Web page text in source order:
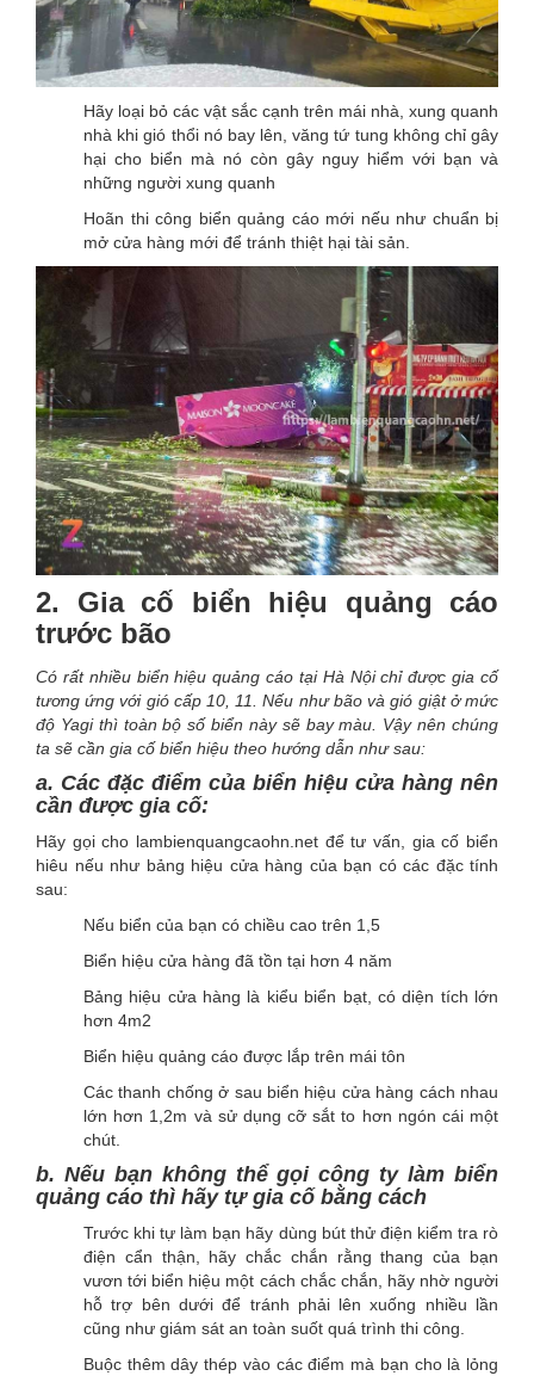
Hãy loại bỏ các vật sắc cạnh trên mái nhà, xung quanh
nhà khi gió thổi nó bay lên, văng tứ tung không chỉ gây
hại cho biển mà nó còn gây nguy hiểm với bạn và
những người xung quanh
Hoãn thi công biển quảng cáo mới nếu như chuẩn bị
mở cửa hàng mới để tránh thiệt hại tài sản.
2. Gia cố biển hiệu quảng cáo
trước bão
Có rất nhiều biển hiệu quảng cáo tại Hà Nội chỉ được gia cố
tương ứng với gió cấp 10, 11. Nếu như bão và gió giật ở mức
độ Yagi thì toàn bộ số biển này sẽ bay màu. Vậy nên chúng
ta sẽ cần gia cố biển hiệu theo hướng dẫn như sau:
a. Các đặc điểm của biển hiệu cửa hàng nên
cần được gia cố:
Hãy gọi cho lambienquangcaohn.net để tư vấn, gia cố biển
hiêu nếu như bảng hiệu cửa hàng của bạn có các đặc tính
sau:
Nếu biển của bạn có chiều cao trên 1,5
Biển hiệu cửa hàng đã tồn tại hơn 4 năm
Bảng hiệu cửa hàng là kiểu biển bạt, có diện tích lớn
hơn 4m2
Biển hiệu quảng cáo được lắp trên mái tôn
Các thanh chống ở sau biển hiệu cửa hàng cách nhau
lớn hơn 1,2m và sử dụng cỡ sắt to hơn ngón cái một
chút.
b. Nếu bạn không thể gọi công ty làm biển
quảng cáo thì hãy tự gia cố bằng cách
Trước khi tự làm bạn hãy dùng bút thử điện kiểm tra rò
điện cẩn thận, hãy chắc chắn rằng thang của bạn
vươn tới biển hiệu một cách chắc chắn, hãy nhờ người
hỗ trợ bên dưới để tránh phải lên xuống nhiều lần
cũng như giám sát an toàn suốt quá trình thi công.
Buộc thêm dây thép vào các điểm mà bạn cho là lỏng